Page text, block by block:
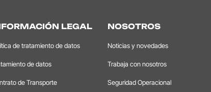
LEGAL
de tratamiento de datos
de datos
de Transporte
NOSOTROS
Noticias y novedades
Trabaja con nosotros
Seguridad Operacional